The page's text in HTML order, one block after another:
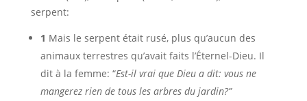
serpent:
1 Mais le serpent était rusé, plus qu’aucun des
animaux terrestres qu’avait faits l’Éternel-Dieu. Il
dit à la femme: “Est-il vrai que Dieu a dit: vous ne
mangerez rien de tous les arbres du jardin?”